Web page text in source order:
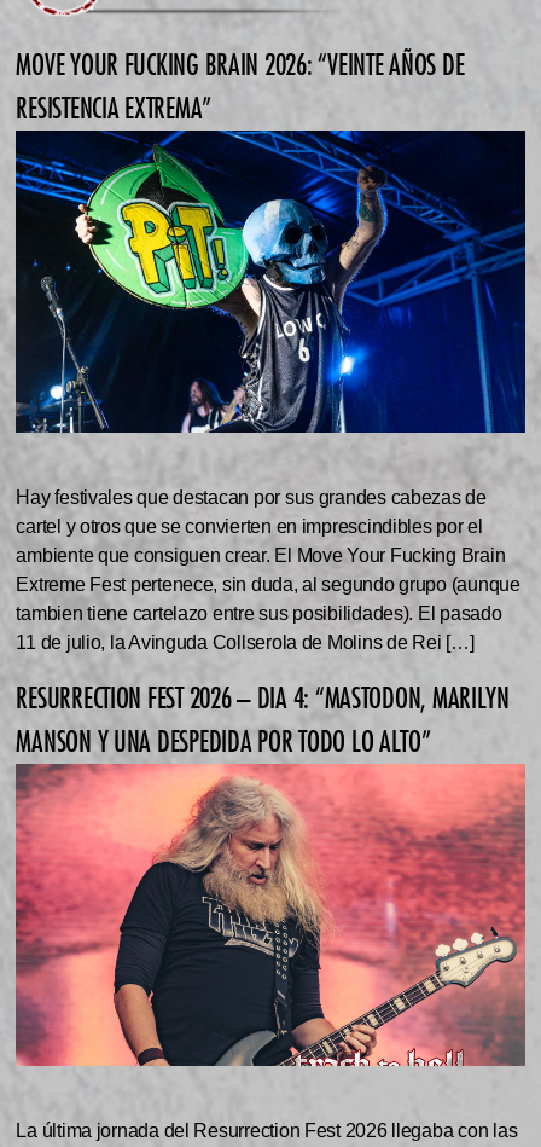
MOVE YOUR FUCKING BRAIN 2026: “VEINTE AÑOS DE
RESISTENCIA EXTREMA”
Hay festivales que destacan por sus grandes cabezas de
cartel y otros que se convierten en imprescindibles por el
ambiente que consiguen crear. El Move Your Fucking Brain
Extreme Fest pertenece, sin duda, al segundo grupo (aunque
tambien tiene cartelazo entre sus posibilidades). El pasado
11 de julio, la Avinguda Collserola de Molins de Rei […]
RESURRECTION FEST 2026 – DIA 4: “MASTODON, MARILYN
MANSON Y UNA DESPEDIDA POR TODO LO ALTO”
La última jornada del Resurrection Fest 2026 llegaba con las